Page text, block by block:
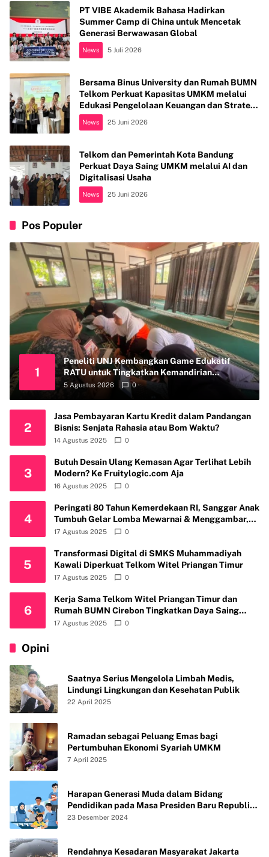
PT VIBE Akademik Bahasa Hadirkan
Summer Camp di China untuk Mencetak
Generasi Berwawasan Global
News 5 Juli 2026
Bersama Binus University dan Rumah BUMN
Telkom Perkuat Kapasitas UMKM melalui
Edukasi Pengelolaan Keuangan dan Strategi
Penentuan Harga Jual
News 25 Juni 2026
Telkom dan Pemerintah Kota Bandung
Perkuat Daya Saing UMKM melalui AI dan
Digitalisasi Usaha
News 25 Juni 2026
Pos Populer
1
Peneliti UNJ Kembangkan Game Edukatif
RATU untuk Tingkatkan Kemandirian
Perawatan Organ Reproduksi Anak Hambatan
5 Agustus 2026 0
2
Jasa Pembayaran Kartu Kredit dalam Pandangan
Bisnis: Senjata Rahasia atau Bom Waktu?
14 Agustus 2025 0
3
Butuh Desain Ulang Kemasan Agar Terlihat Lebih
Modern? Ke Fruitylogic.com Aja
16 Agustus 2025 0
4
Peringati 80 Tahun Kemerdekaan RI, Sanggar Anak
Tumbuh Gelar Lomba Mewarnai & Menggambar,
Ajak Anak Cintai Batik Nusantara
17 Agustus 2025 0
5
Transformasi Digital di SMKS Muhammadiyah
Kawali Diperkuat Telkom Witel Priangan Timur
17 Agustus 2025 0
6
Kerja Sama Telkom Witel Priangan Timur dan
Rumah BUMN Cirebon Tingkatkan Daya Saing
Usaha
17 Agustus 2025 0
Opini
Saatnya Serius Mengelola Limbah Medis,
Lindungi Lingkungan dan Kesehatan Publik
22 April 2025
Ramadan sebagai Peluang Emas bagi
Pertumbuhan Ekonomi Syariah UMKM
7 April 2025
Harapan Generasi Muda dalam Bidang
Pendidikan pada Masa Presiden Baru Republik
Indonesia
23 Desember 2024
Rendahnya Kesadaran Masyarakat Jakarta